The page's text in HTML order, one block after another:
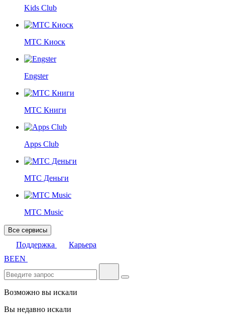
Kids Club
МТС Киоск
Engster
МТС Книги
Apps Club
МТС Деньги
МТС Music
Все сервисы
Поддержка
Карьера
BEEN
Возможно вы искали
Вы недавно искали